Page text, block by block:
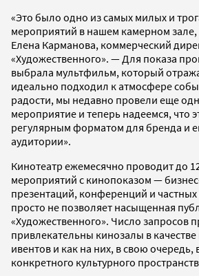
«Это было одно из самых милых и
мероприятий в нашем камерном зале,
Елена Карманова, коммерческий
«Художественного». — Для показа
выбрала мультфильм, который
идеально подходил к атмосфере
радости, мы недавно провели еще
мероприятие и теперь надеемся, что
регулярным форматом для бренда и
аудитории».
Кинотеатр ежемесячно проводит до
мероприятий с кинопоказом —
презентаций, конференций и
просто не позволяет насыщенная
«Художественного». Число запросов
привлекательны кинозалы в
ивентов и как на них, в свою очередь,
конкретного культурного